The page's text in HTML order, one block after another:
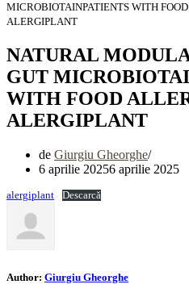
MICROBIOTAINPATIENTS WITH
ALERGIPLANT
NATURAL
GUT
WITH FOOD
ALERGIPLANT
de Giurgiu Gheorghe
6 aprilie 20256 aprilie 2025
alergiplant Descarcă
Author: Giurgiu Gheorghe